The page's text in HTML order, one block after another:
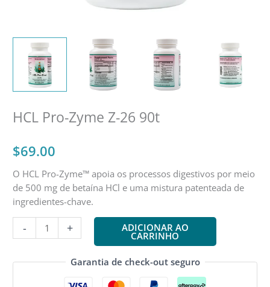
HCL Pro-Zyme Z-26 90t
$69.00
O HCL Pro-Zyme™ apoia os processos digestivos por meio
de 500 mg de betaína HCl e uma mistura patenteada de
ingredientes-chave.
-
Quantidade
de
Pro-
+ ADICIONAR AO
CARRINHO
Garantia de check-out seguro